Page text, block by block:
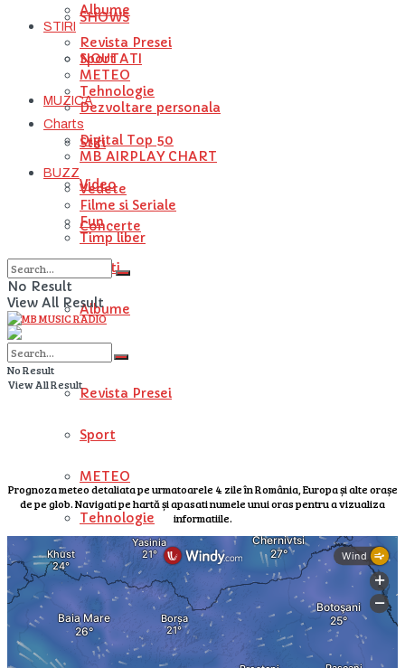
SHOWS
NOUTATI
MUZICA
Stiri
Video
Concerte
Artisti
Albume
STIRI
Revista Presei
Sport
METEO
Tehnologie
Dezvoltare personala
Charts
Digital Top 50
Albume
STIRI
Revista Presei
Sport
METEO
Tehnologie
Dezvoltare personala
Charts
Digital Top 50
MB AIRPLAY CHART
BUZZ
Vedete
Filme si Seriale
Fun
Timp liber
No Result
View All Result
No Result
View All Result
Prognoza meteo detaliata pe urmatoarele 4 zile în România, Europa și alte orașe
de pe glob. Navigati pe hartă și apasati numele unui oras pentru a vizualiza
informatiile.